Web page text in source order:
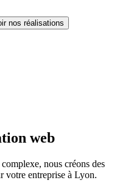
nos réalisations
web
nous créons des
votre entreprise à Lyon.